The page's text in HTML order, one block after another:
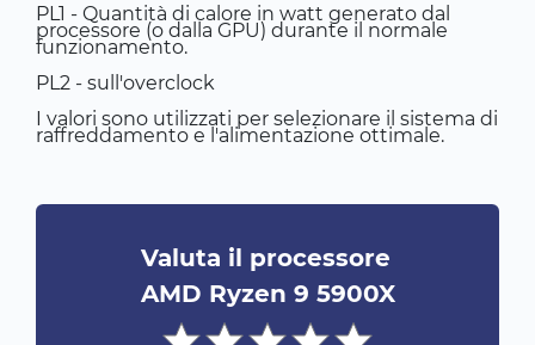
PL1 - Quantità di calore in watt generato dal
processore (o dalla GPU) durante il normale
funzionamento.
PL2 - sull'overclock
I valori sono utilizzati per selezionare il sistema di
raffreddamento e l'alimentazione ottimale.
Valuta il processore
AMD Ryzen 9 5900X